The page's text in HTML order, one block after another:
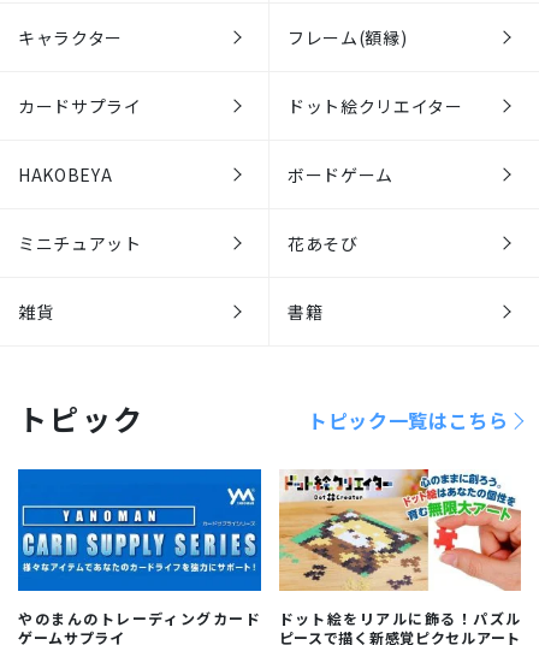
キャラクター フレーム(額縁)
カードサプライ ドット絵クリエイター
HAKOBEYA ボードゲーム
ミニチュアット 花あそび
雑貨 書籍
トピック トピック一覧はこちら
やのまんのトレーディングカード
ゲームサプライ
ドット絵をリアルに飾る！パズル
ピースで描く新感覚ピクセルアート